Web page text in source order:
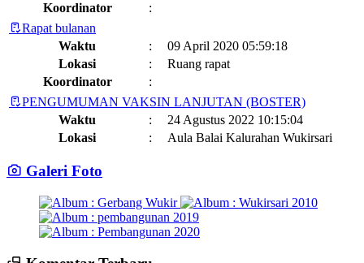
Sumber Hayati dan Non Hayati 10 November 2021
Koordinator
:
Rapat bulanan
Waktu
:
09 April 2020 05:59:18
Lokasi
:
Ruang rapat
Koordinator
:
PENGUMUMAN VAKSIN LANJUTAN (BOSTER)
Waktu
:
24 Agustus 2022 10:15:04
Lokasi
:
Aula Balai Kalurahan Wukirsari
Jadwal dan Agenda Sisir Adminduk Kalurahan Wukirsari
Waktu
:
03 Februari 2023 08:44:13
Lokasi
:
Galeri Foto
14 Juli 2025 14:17:22